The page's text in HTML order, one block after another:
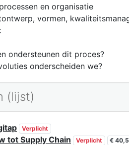
en organisatie
vormen,
ondersteunen dit proces?
onderscheiden we?
(lijst)
Verplicht
tot Supply Chain Verplicht €